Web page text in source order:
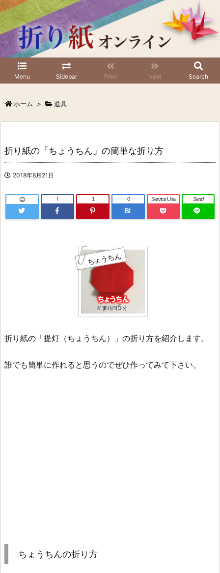
Menu Sidebar Prev Next Search
ホーム > 道具
折り紙の「ちょうちん」の簡単な折り方
2018年8月21日
! 1
B!
0 Service Una Send
ちょうちん
折り紙の「提灯（ちょうちん）」の折り方を紹介します。
誰でも簡単に作れると思うのでぜひ作ってみて下さい。
ちょうちんの折り方